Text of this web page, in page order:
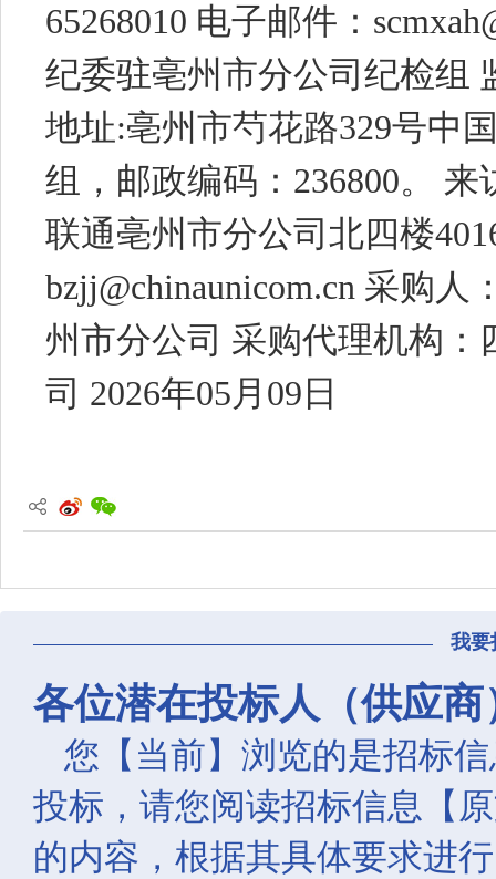
65268010 电子邮件：
纪委驻亳州市分公司纪检组
地址:亳州市芍花路329号中
组，邮政编码：236800。
联通亳州市分公司北四楼
bzjj@chinaunicom.cn 采购
州市分公司 采购代理机构
司 2026年05月09日
我要
各位潜在投标人（供应商
您【当前】浏览的是招标
投标，请您阅读招标信息【
的内容，根据其具体要求进